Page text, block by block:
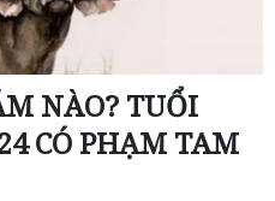
NÀO? TUỔI
CÓ PHẠM TAM